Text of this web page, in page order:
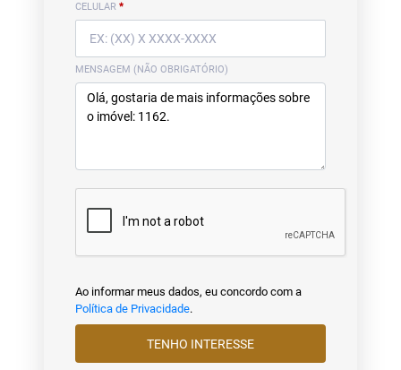
CELULAR *
MENSAGEM (NÃO OBRIGATÓRIO)
Ao informar meus dados, eu concordo com a
Política de Privacidade.
TENHO INTERESSE